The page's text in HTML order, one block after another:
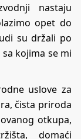
nastaju
opet do
su držali po
kojima se mi
uslove za
čista priroda
otkupa,
domaći